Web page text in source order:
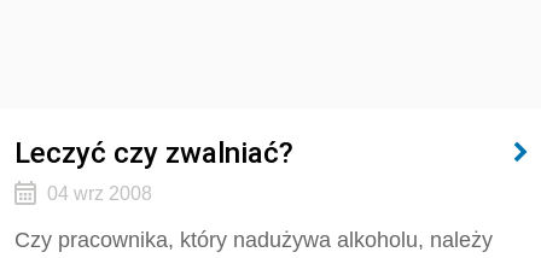
Leczyć czy zwalniać?
04 wrz 2008
Czy pracownika, który nadużywa alkoholu, należy